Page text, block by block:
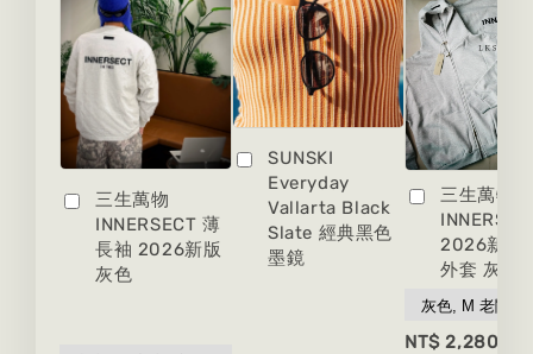
三生萬物
INNERSECT 薄
長袖 2026新版
灰色
SUNSKI
Everyday
Vallarta Black
Slate 經典黑色
墨鏡
三生萬物
2026新版
外套 灰色
NT$ 2,280